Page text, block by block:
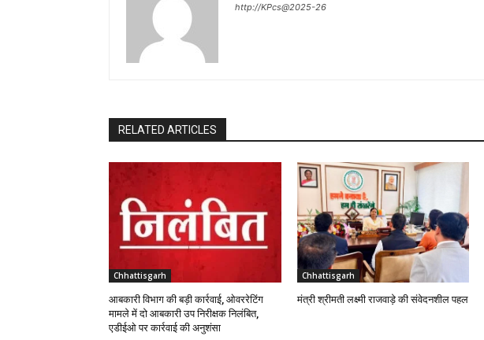
http://KPcs@2025-26
RELATED ARTICLES
Chhattisgarh
आबकारी विभाग की बड़ी कार्रवाई, ओवररेटिंग
मामले में दो आबकारी उप निरीक्षक निलंबित,
एडीईओ पर कार्रवाई की अनुशंसा
Chhattisgarh
मंत्री श्रीमती लक्ष्मी राजवाड़े की संवेदनशील पहल